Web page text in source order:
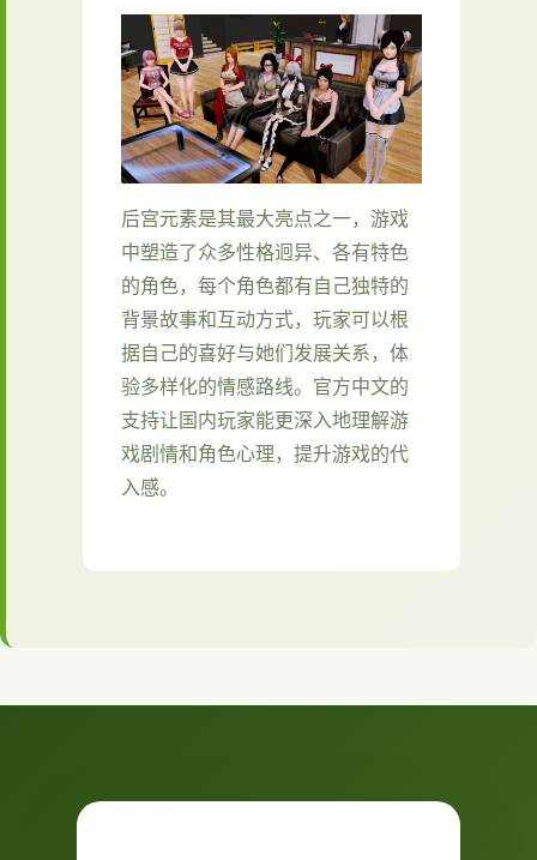
后宫元素是其最大亮点之一，游戏
中塑造了众多性格迥异、各有特色
的角色，每个角色都有自己独特的
背景故事和互动方式，玩家可以根
据自己的喜好与她们发展关系，体
验多样化的情感路线。官方中文的
支持让国内玩家能更深入地理解游
戏剧情和角色心理，提升游戏的代
入感。